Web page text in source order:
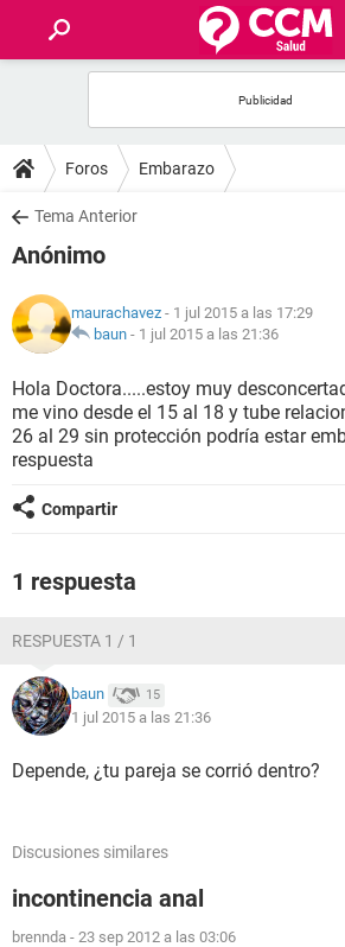
FOROS
SALUD
NUTRICIÓN
BIENESTAR
SEXUALIDAD
GLOSARIO
Foros Embarazo
Tema Anterior
Anónimo
maurachavez - 1 jul 2015 a las 17:29
baun - 1 jul 2015 a las 21:36
Hola Doctora.....estoy muy
me vino desde el 15 al 18 y tube
26 al 29 sin protección podría estar
respuesta
Compartir
1 respuesta
RESPUESTA 1 / 1
baun 15
1 jul 2015 a las 21:36
Depende, ¿tu pareja se corrió dentro?
Discusiones similares
incontinencia anal
brennda - 23 sep 2012 a las 03:06